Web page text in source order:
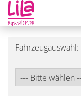
Fahrzeugauswahl: